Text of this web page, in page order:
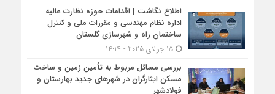
اطلاع نگاشت | اقدامات حوزه نظارت عالیه
اداره نظام مهندسی و مقررات ملی و کنترل
ساختمان راه و شهرسازی گلستان
15 جولای 2025 - 14:14
بررسی مسائل مربوط به تأمین زمین و ساخت
مسکن ایثارگران در شهرهای جدید بهارستان و
فولادشهر